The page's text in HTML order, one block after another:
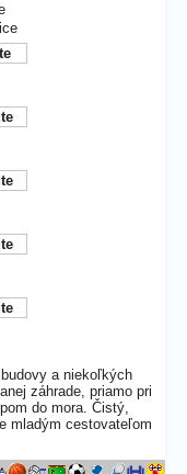
a niekoľkých
záhrade, priamo pri
do mora. Čistý,
mladým cestovateľom